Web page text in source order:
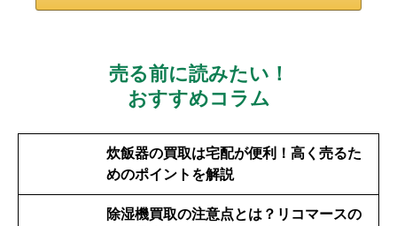
売る前に読みたい！
おすすめコラム
炊飯器の買取は宅配が便利！高く売るた
めのポイントを解説
除湿機買取の注意点とは？リコマースの